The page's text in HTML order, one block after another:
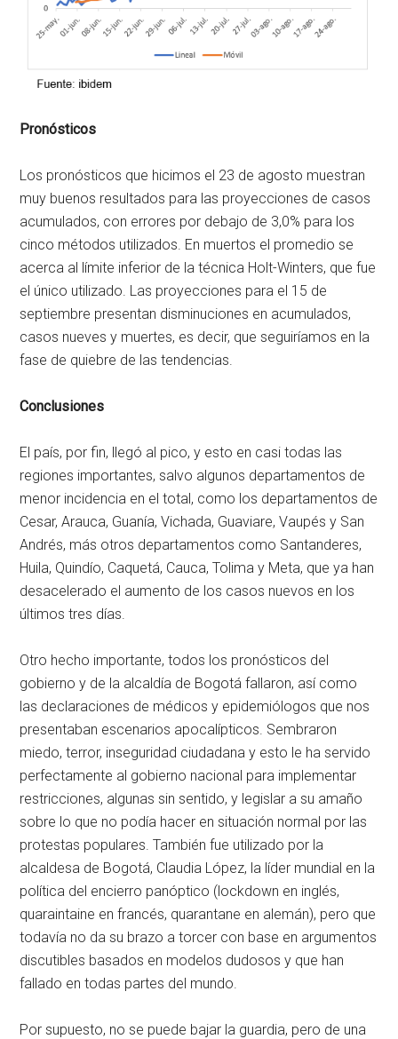
Pronósticos
Los pronósticos que hicimos el 23 de agosto muestran
muy buenos resultados para las proyecciones de casos
acumulados, con errores por debajo de 3,0% para los
cinco métodos utilizados. En muertos el promedio se
acerca al límite inferior de la técnica Holt-Winters, que fue
el único utilizado. Las proyecciones para el 15 de
septiembre presentan disminuciones en acumulados,
casos nueves y muertes, es decir, que seguiríamos en la
fase de quiebre de las tendencias.
Conclusiones
El país, por fin, llegó al pico, y esto en casi todas las
regiones importantes, salvo algunos departamentos de
menor incidencia en el total, como los departamentos de
Cesar, Arauca, Guanía, Vichada, Guaviare, Vaupés y San
Andrés, más otros departamentos como Santanderes,
Huila, Quindío, Caquetá, Cauca, Tolima y Meta, que ya han
desacelerado el aumento de los casos nuevos en los
últimos tres días.
Otro hecho importante, todos los pronósticos del
gobierno y de la alcaldía de Bogotá fallaron, así como
las declaraciones de médicos y epidemiólogos que nos
presentaban escenarios apocalípticos. Sembraron
miedo, terror, inseguridad ciudadana y esto le ha servido
perfectamente al gobierno nacional para implementar
restricciones, algunas sin sentido, y legislar a su amaño
sobre lo que no podía hacer en situación normal por las
protestas populares. También fue utilizado por la
alcaldesa de Bogotá, Claudia López, la líder mundial en la
política del encierro panóptico (lockdown en inglés,
quaraintaine en francés, quarantane en alemán), pero que
todavía no da su brazo a torcer con base en argumentos
discutibles basados en modelos dudosos y que han
fallado en todas partes del mundo.
Por supuesto, no se puede bajar la guardia, pero de una